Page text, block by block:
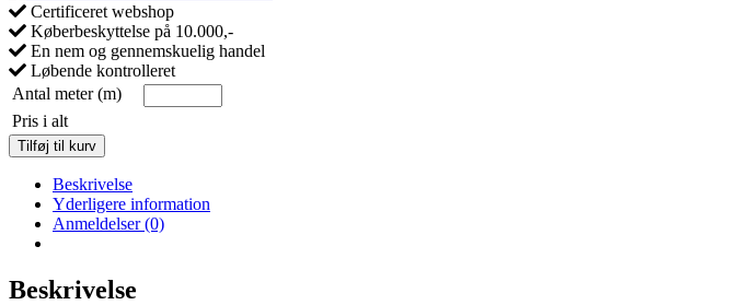
Certificeret webshop
Køberbeskyttelse på 10.000,-
En nem og gennemskuelig handel
Løbende kontrolleret
Antal meter (m)
Pris i alt
Vakuum
folieslange
bredde
antal
Tilføj til kurv
Beskrivelse
Yderligere information
Anmeldelser (0)
Beskrivelse